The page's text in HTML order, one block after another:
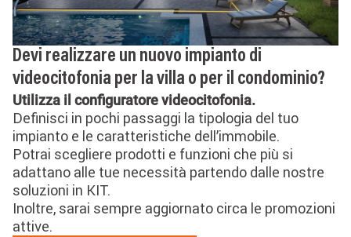
Devi realizzare un nuovo impianto di
videocitofonia per la villa o per il condominio?
Utilizza il configuratore videocitofonia.
Definisci in pochi passaggi la tipologia del tuo
impianto e le caratteristiche dell’immobile.
Potrai scegliere prodotti e funzioni che più si
adattano alle tue necessità partendo dalle nostre
soluzioni in KIT.
Inoltre, sarai sempre aggiornato circa le promozioni
attive.